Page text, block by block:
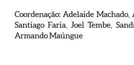
Coordenação: Adelaide
Santiago Faria, Joel Tembe,
Armando Maúngue